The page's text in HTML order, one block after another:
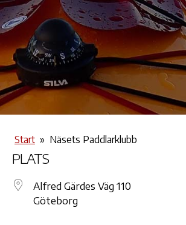
Start » Näsets Paddlarklubb
PLATS
Alfred Gärdes Väg 110
Göteborg